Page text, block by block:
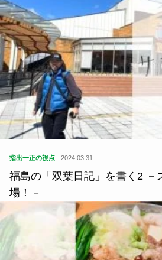
指出一正の視点 2024.03.31
福島の「双葉日記」を書く2 －
場！－